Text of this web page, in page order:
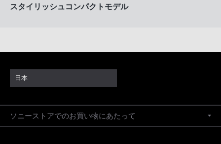
スタイリッシュコンパクトモデル
日本
ソニーストアでのお買い物にあたって